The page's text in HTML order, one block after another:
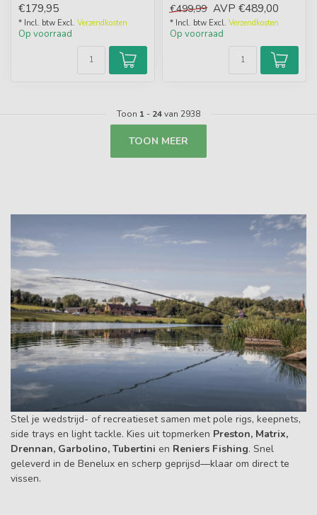
2 mandinzetstu...
€179,95
* Incl. btw Excl. Verzendkosten
Op voorraad
€499,99 AVP €489,00
* Incl. btw Excl. Verzendkosten
Op voorraad
Toon 1 - 24van 2938
TOON MEER
Stel je wedstrijd- of recreatieset samen met pole rigs, keepnets,
side trays en light tackle. Kies uit topmerken Preston, Matrix,
Drennan, Garbolino, Tubertini en Reniers Fishing. Snel
geleverd in de Benelux en scherp geprijsd—klaar om direct te
vissen.